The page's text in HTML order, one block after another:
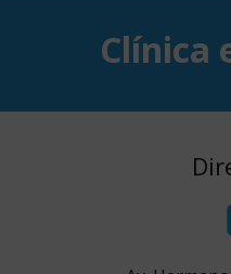
Clínica